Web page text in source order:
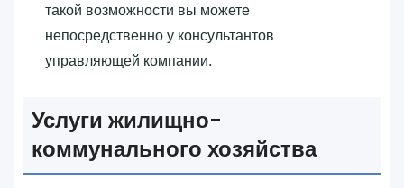
такой возможности вы можете
непосредственно у консультантов
управляющей компании.
Услуги жилищно-
коммунального хозяйства